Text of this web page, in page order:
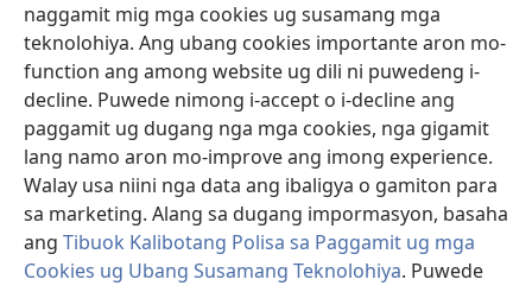
naggamit mig mga cookies ug susamang mga
teknolohiya. Ang ubang cookies importante aron mo-
function ang among website ug dili ni puwedeng i-
decline. Puwede nimong i-accept o i-decline ang
paggamit ug dugang nga mga cookies, nga gigamit
lang namo aron mo-improve ang imong experience.
Walay usa niini nga data ang ibaligya o gamiton para
sa marketing. Alang sa dugang impormasyon, basaha
ang Tibuok Kalibotang Polisa sa Paggamit ug mga
Cookies ug Ubang Susamang Teknolohiya. Puwede
bag-
ong
window)
Watchtower ONLINE NGA LIBRARYA
(mo-
open
ug
bag-
window)
JW Hub
(mo-
open
ug
bag-
ong
window)
JW Library
Watchtower Library